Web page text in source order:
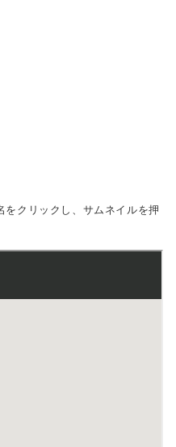
をクリックし、サムネイルを押